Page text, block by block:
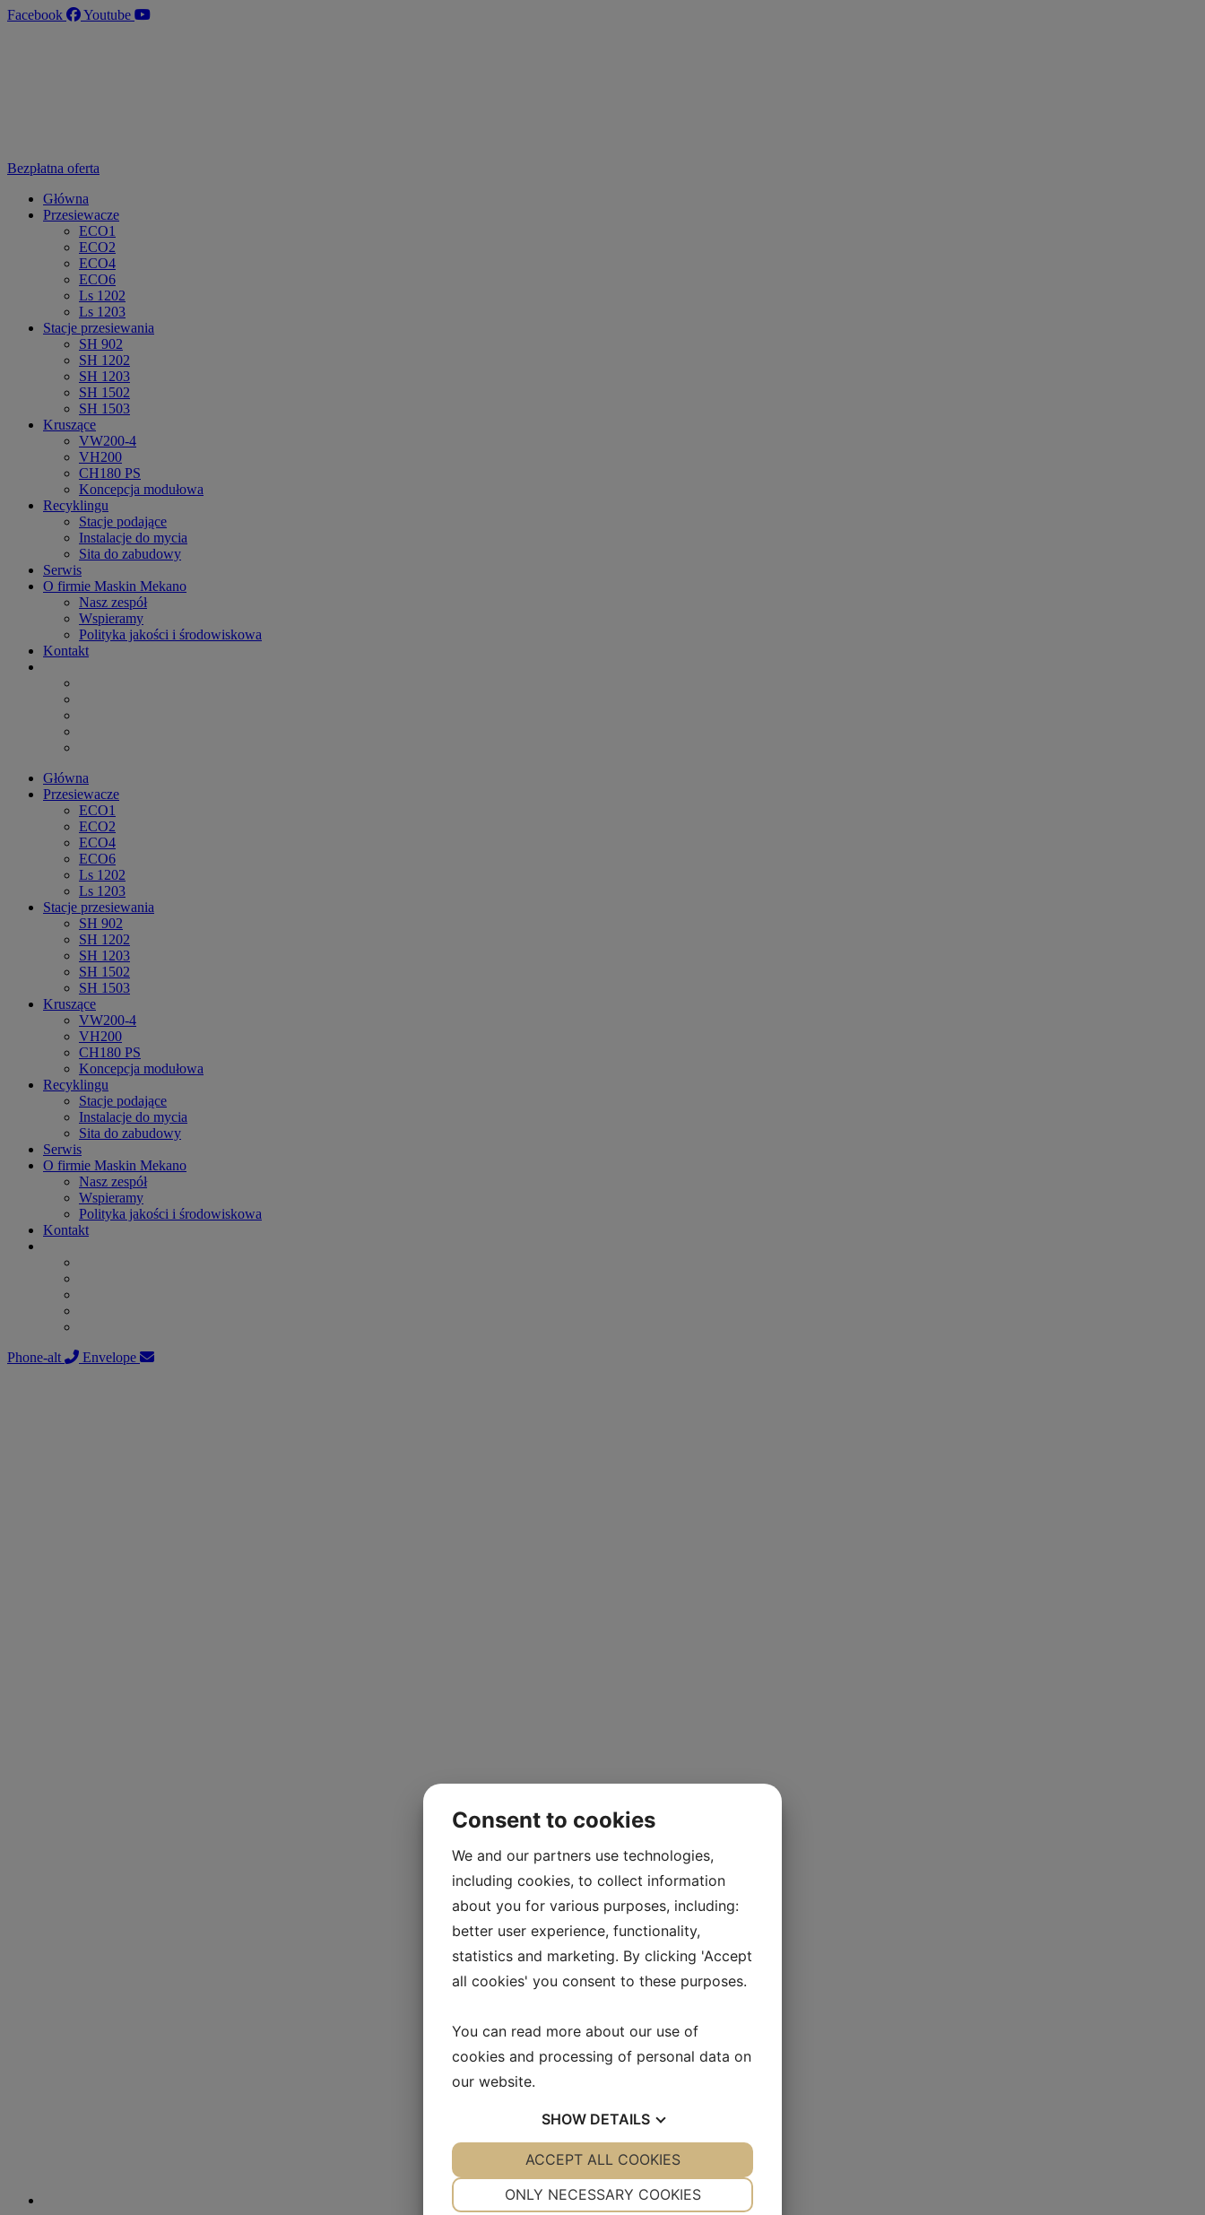
Przejdź
Facebook Youtube
Bezpłatna oferta
Główna
Przesiewacze
ECO1
ECO2
ECO4
ECO6
Ls 1202
Ls 1203
Stacje przesiewania
SH 902
SH 1202
SH 1203
SH 1502
SH 1503
Kruszące
VW200-4
VH200
CH180 PS
Koncepcja modułowa
Recyklingu
Stacje podające
Instalacje do mycia
Sita do zabudowy
Serwis
O firmie Maskin Mekano
Nasz zespół
Wspieramy
Polityka jakości i środowiskowa
Kontakt
Główna
Przesiewacze
ECO1
ECO2
ECO4
ECO6
Ls 1202
Ls 1203
Stacje przesiewania
SH 902
SH 1202
SH 1203
SH 1502
SH 1503
Kruszące
VW200-4
VH200
CH180 PS
Koncepcja modułowa
Recyklingu
Stacje podające
Instalacje do mycia
Sita do zabudowy
Serwis
O firmie Maskin Mekano
Nasz zespół
Wspieramy
Polityka jakości i środowiskowa
Kontakt
Phone-alt Envelope
Consent to cookies
We and our partners use technologies,
including cookies, to collect information
about you for various purposes, including:
better user experience, functionality,
statistics and marketing. By clicking 'Accept
all cookies' you consent to these purposes.
You can read more about our use of
cookies and processing of personal data on
our website.
SHOW DETAILS
YES NO YES NO
ONLY NECESSARY COOKIES
ACCEPT ALL COOKIES